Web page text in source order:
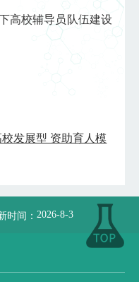
高校辅导员队伍建设
发展型 资助育人模
时间： 2026-8-3